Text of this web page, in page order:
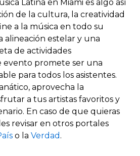
Latina en Miami es algo así
de la cultura, la creatividad
a la música en todo su
alineación estelar y una
de actividades
evento promete ser una
para todos los asistentes.
aprovecha la
a tus artistas favoritos y
En caso de que quieras
revisar en otros portales
o la Verdad .